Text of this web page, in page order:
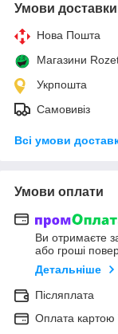
Умови доставки
Нова Пошта
Магазини
Укрпошта
Самовивіз
Всі умови
Умови оплати
Ви отримаєте
або гроші
Детальніше
Післяплата
Оплата картою